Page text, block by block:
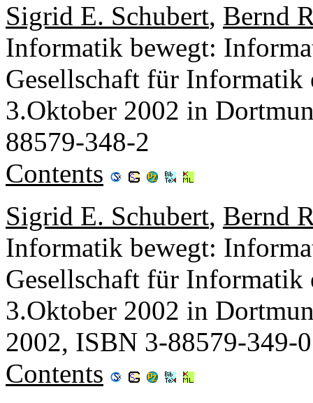
Sigrid E. Schubert, Bernd
Informatik bewegt:
Gesellschaft für Informatik
3.Oktober 2002 in
88579-348-2
Contents
Sigrid E. Schubert, Bernd
Informatik bewegt:
Gesellschaft für Informatik
3.Oktober 2002 in
2002, ISBN 3-88579-349-0
Contents